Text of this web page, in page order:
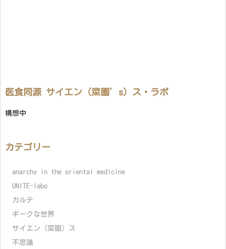
医食同源 サイエン（菜園’s）ス・ラボ
構想中
カテゴリー
anarchy in the oriental medicine
UNITE-labo
カルテ
ギークな世界
サイエン（菜園）ス
不思議